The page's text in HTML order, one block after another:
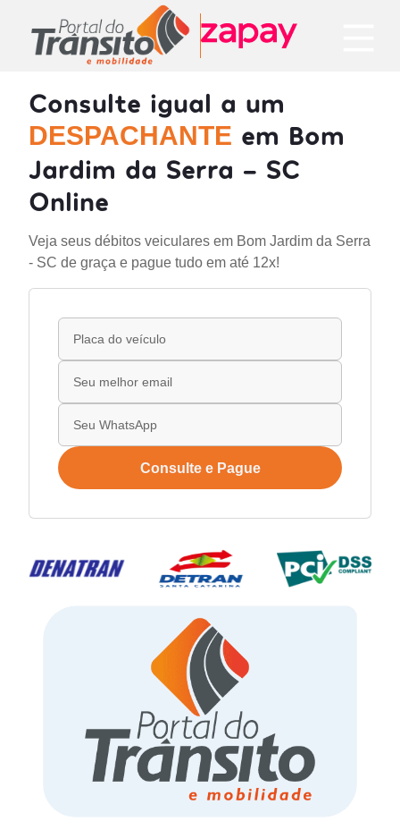
Consulte igual a um
DESPACHANTE em Bom
Jardim da Serra - SC
Online
Veja seus débitos veiculares em Bom Jardim da Serra
- SC de graça e pague tudo em até 12x!
Consulte e Pague